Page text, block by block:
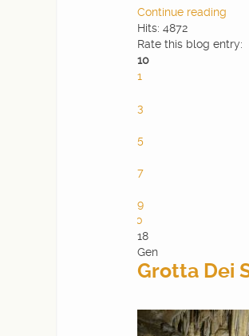
Continue reading
Hits: 4872
Rate this blog entry:
10
1
3
5
7
9
10
18
Gen
Grotta Dei